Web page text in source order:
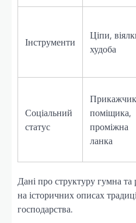
Інструменти
Ціпи,
худоба
Соціальний
статус
Прикажчик
поміщика,
проміжна
ланка
Дані про структуру гумна
на історичних описах
господарства.